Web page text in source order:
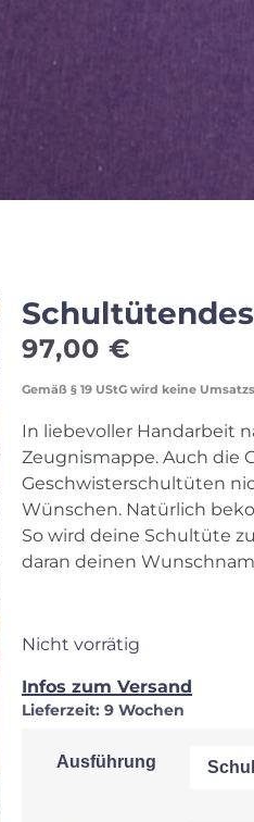
97,00 €
Gemäß § 19 UStG wird keine
In liebevoller Handarbeit
Zeugnismappe. Auch die
Geschwisterschultüten
Wünschen. Natürlich
So wird deine Schultüte
daran deinen
Nicht vorrätig
Infos zum Versand
Lieferzeit: 9 Wochen
Ausführung